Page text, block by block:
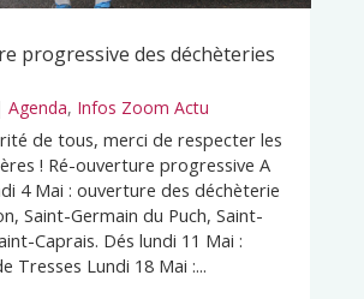
progressive des déchèteries
Agenda, Infos Zoom Actu
de tous, merci de respecter les
! Ré-ouverture progressive A
4 Mai : ouverture des déchèterie
Saint-Germain du Puch, Saint-
Caprais. Dés lundi 11 Mai :
Tresses Lundi 18 Mai :...